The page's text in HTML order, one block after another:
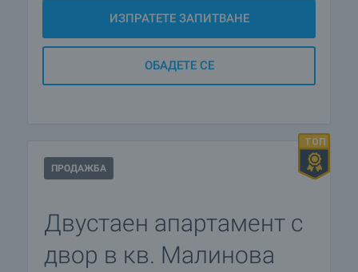
ИЗПРАТЕТЕ ЗАПИТВАНЕ
ОБАДЕТЕ СЕ
ПРОДАЖБА
Двустаен апартамент с
двор в кв. Малинова